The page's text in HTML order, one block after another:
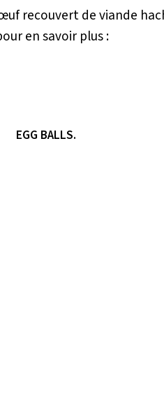
recouvert de viande
en savoir plus :
EGG BALLS.